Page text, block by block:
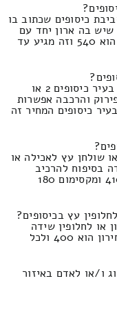
כיסופים שכתוב בו
שיש בה ארון יחד עם
שידה בתמזוגת של פירוק והרכבה העלות הוא 540 וזה מגיע עד
עלותה של הובלת ארונית / ארון עצוי עץ בעיר כיסופים 2 או
והרכבה אפשרות
כיסופים המחיר זה
שולחן עץ לאכילה או
בסיפוח להרכיב
ולפרק בכיסופים והסביבה המחירון הינו 410 ומקסימום 180
עץ בכיסופים?
או לחלופין שידה
מקובעת מגבס בסיפוח הרכבה ופירוק המחירון הוא 400 ולכל
ו/או לאדם באיזור